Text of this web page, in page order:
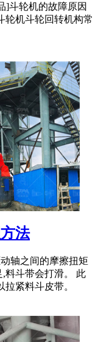
]斗轮机的故障原因
轮机斗轮回转机构常
法
轴之间的摩擦扭矩
料斗带会打滑。 此
紧料斗皮带。